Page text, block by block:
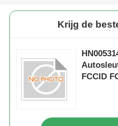
Krijg de
FCCID